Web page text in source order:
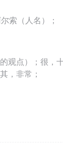
索（人名）；
观点）；很，
，非常；